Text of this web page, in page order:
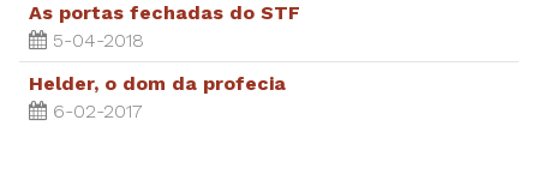
As portas fechadas do STF
5-04-2018
Helder, o dom da profecia
6-02-2017